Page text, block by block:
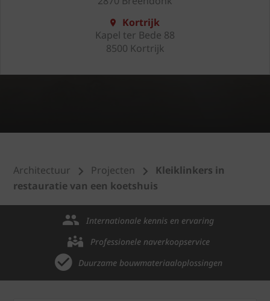
Kortrijk
Kapel ter Bede 88
8500 Kortrijk
Architectuur Projecten
Kleiklinkers in
restauratie van een koetshuis
Internationale kennis en ervaring
Professionele naverkoopservice
Duurzame bouwmateriaaloplossingen